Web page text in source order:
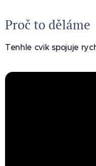
Proč to děláme
Tenhle cvik spojuje